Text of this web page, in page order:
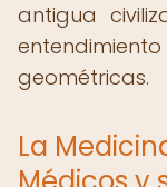
antigua
geométricas.
La